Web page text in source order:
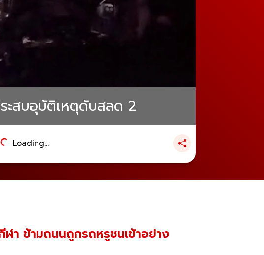
ะสบอุบัติเหตุดับสลด 2
Loading...
า ข้ามถนนถูกรถหรูชนเข้าอย่าง